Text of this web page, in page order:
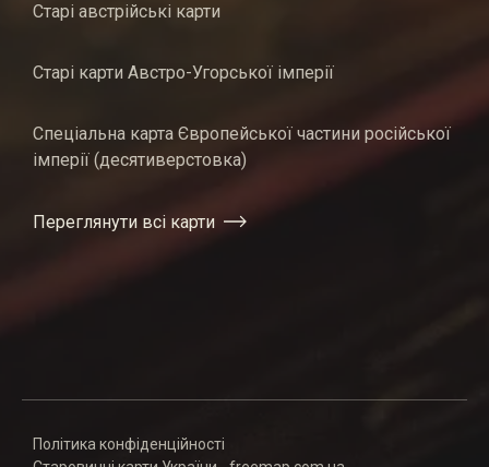
Старі австрійські карти
Старі карти Австро-Угорської імперії
Спеціальна карта Європейської частини російської
імперії (десятиверстовка)
Переглянути всі карти
Політика конфіденційності